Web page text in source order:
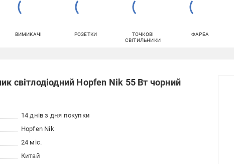
ВИМИКАЧІ РОЗЕТКИ
ТОЧКОВІ
СВІТИЛЬНИКИ
ФАРБА
світлодіодний Hopfen Nik 55 Вт чорний
14 днів з дня покупки
Hopfen Nik
24 міс.
Китай